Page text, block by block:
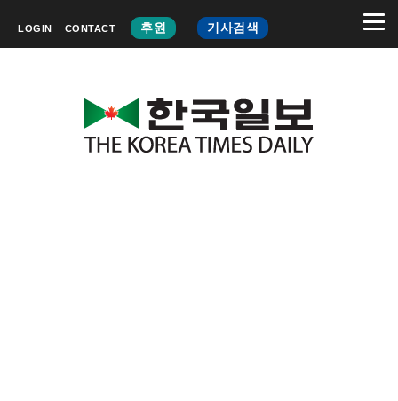
LOGIN CONTACT 후원 기사검색